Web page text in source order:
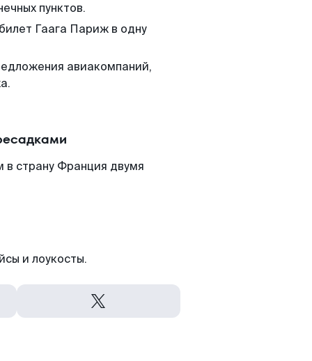
пунктов.
Гаага Париж в одну
авиакомпаний,
страну Франция двумя
и лоукосты.